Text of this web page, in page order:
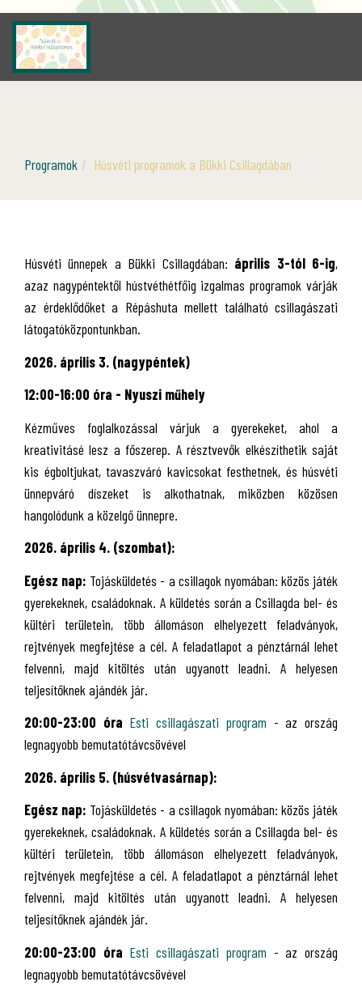
Programok Húsvéti programok a Bükki Csillagdában
Húsvéti ünnepek a Bükki Csillagdában: április 3-tól 6-ig,
azaz nagypéntektől hústvéthétfőig izgalmas programok várják
az érdeklődőket a Répáshuta mellett található csillagászati
látogatóközpontunkban.
2026. április 3. (nagypéntek)
12:00-16:00 óra - Nyuszi műhely
Kézműves foglalkozással várjuk a gyerekeket, ahol a
kreativitásé lesz a főszerep. A résztvevők elkészíthetik saját
kis égboltjukat, tavaszváró kavicsokat festhetnek, és húsvéti
ünnepváró díszeket is alkothatnak, miközben közösen
hangolódunk a közelgő ünnepre.
2026. április 4. (szombat):
Egész nap: Tojásküldetés - a csillagok nyomában: közös játék
gyerekeknek, családoknak. A küldetés során a Csillagda bel- és
kültéri területein, több állomáson elhelyezett feladványok,
rejtvények megfejtése a cél. A feladatlapot a pénztárnál lehet
felvenni, majd kitöltés után ugyanott leadni. A helyesen
teljesítőknek ajándék jár.
20:00-23:00 óra Esti csillagászati program - az ország
legnagyobb bemutatótávcsövével
2026. április 5. (húsvétvasárnap):
Egész nap: Tojásküldetés - a csillagok nyomában: közös játék
gyerekeknek, családoknak. A küldetés során a Csillagda bel- és
kültéri területein, több állomáson elhelyezett feladványok,
rejtvények megfejtése a cél. A feladatlapot a pénztárnál lehet
felvenni, majd kitöltés után ugyanott leadni. A helyesen
teljesítőknek ajándék jár.
20:00-23:00 óra Esti csillagászati program - az ország
legnagyobb bemutatótávcsövével